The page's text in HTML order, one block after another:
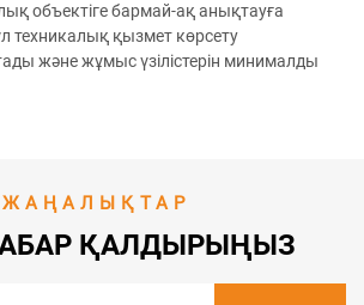
объектіге бармай-ақ анықтауға
техникалық қызмет көрсету
және жұмыс үзілістерін минималды
ЖАҢАЛЫҚТАР
ҚАЛДЫРЫҢЫЗ